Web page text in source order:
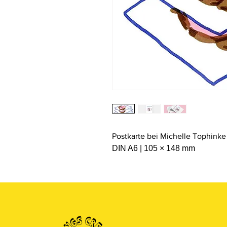
Postkarte bei Michelle Tophinke
DIN A6 | 105 × 148 mm